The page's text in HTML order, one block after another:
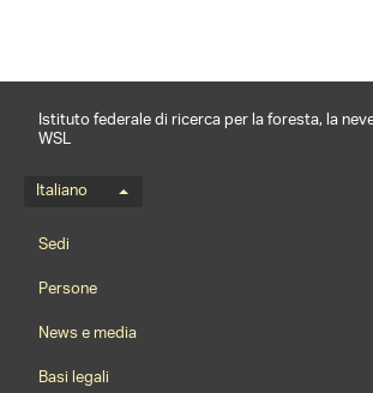
Istituto federale di ricerca per la foresta, la
WSL
Menu della lingua
Italiano
Footernavigation
Sedi
Persone
News e media
Basi legali